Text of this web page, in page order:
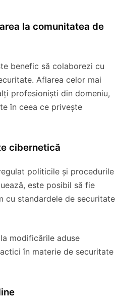
la comunitatea de
benefic să colaborezi cu
Aflarea celor mai
profesioniști din domeniu,
în ceea ce privește
cibernetică
politicile și procedurile
este posibil să fie
cu standardele de securitate
modificările aduse
în materie de securitate